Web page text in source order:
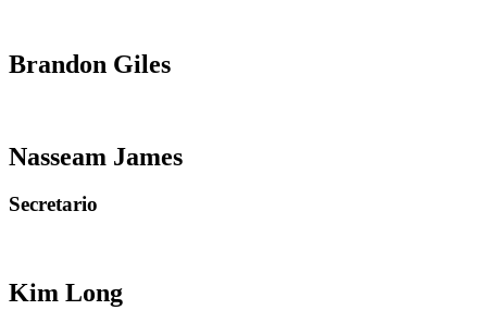
Brandon Giles
Nasseam James
Secretario
Kim Long